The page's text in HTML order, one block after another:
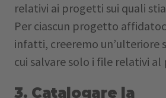
relativi ai progetti sui quali
Per ciascun progetto
infatti, creeremo un’ulteriore
cui salvare solo i file relativi
3. Catalogare la